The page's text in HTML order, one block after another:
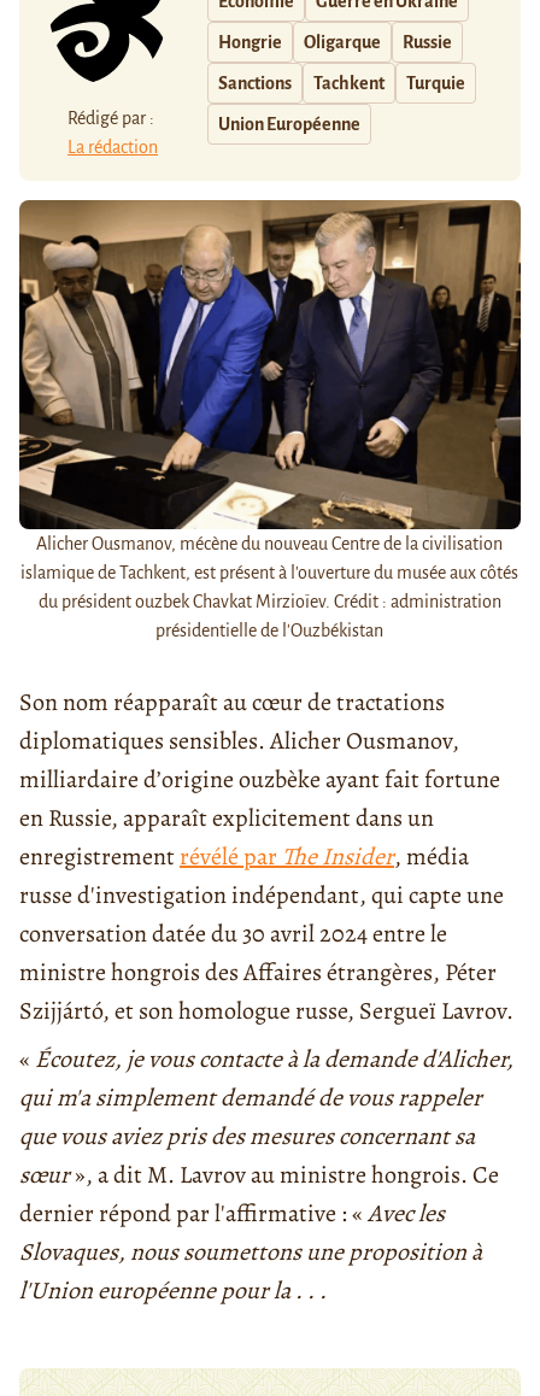
Rédigé par :
La rédaction
Hongrie Oligarque Russie
Sanctions Tachkent Turquie
Union Européenne
Alicher Ousmanov, mécène du nouveau Centre de la civilisation
islamique de Tachkent, est présent à l'ouverture du musée aux côtés
du président ouzbek Chavkat Mirzioïev. Crédit : administration
présidentielle de l'Ouzbékistan
Son nom réapparaît au cœur de tractations
diplomatiques sensibles. Alicher Ousmanov,
milliardaire d’origine ouzbèke ayant fait fortune
en Russie, apparaît explicitement dans un
enregistrementrévélé parThe Insider, média
russe d'investigation indépendant, qui capte une
conversation datée du 30 avril 2024 entre le
ministre hongrois des Affaires étrangères, Péter
Szijjártó, et son homologue russe, Sergueï Lavrov.
« Écoutez, je vous contacte à la demande d'Alicher,
qui m'a simplement demandé de vous rappeler
que vous aviez pris des mesures concernant sa
sœur», a dit M. Lavrov au ministre hongrois. Ce
dernier répond par l'affirmative : «Avec les
Slovaques, nous soumettons une proposition à
l'Union européenne pour la . . .